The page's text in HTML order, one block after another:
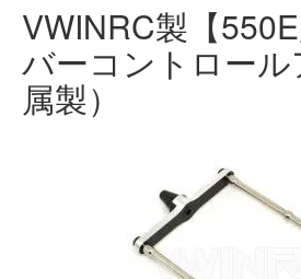
VWINRC製【
バーコントロー
属製）